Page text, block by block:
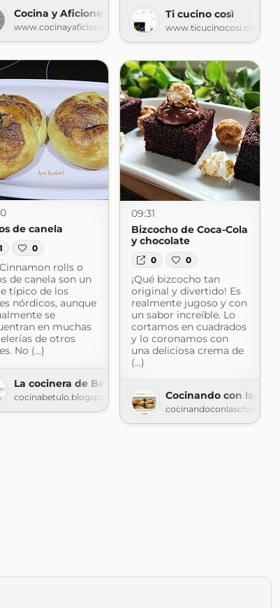
Cocina y Aficiones
www.cocinayaficiones.com
Ti cucino così
www.ticucinocosi.com
de canela
1 0
rolls o
de canela son un
típico de los
nórdicos, aunque
se
en muchas
de otros
No (...)
La cocinera de Bétulo
cocinabetulo.blogspot.com
09:31
Bizcocho de Coca-Cola
y chocolate
0 0
¡Qué bizcocho tan
original y divertido! Es
realmente jugoso y con
un sabor increíble. Lo
cortamos en cuadrados
y lo coronamos con
una deliciosa crema de
(...)
Cocinando con las